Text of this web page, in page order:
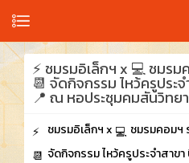
⚡ ชมรมอิเล็กฯ x 💻 ชมร
📆 จัดกิจกรรม ไหว้ครูประ
📍 ณ หอประชุมคมสันวิทย
ชมรมอิเล็กฯ x
ชมรมคอมฯ
จัดกิจกรรม ไหว้ครูประจำสาข